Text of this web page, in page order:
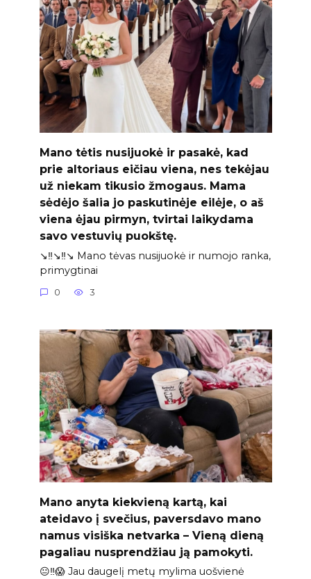
Mano tėtis nusijuokė ir pasakė, kad
prie altoriaus eičiau viena, nes tekėjau
už niekam tikusio žmogaus. Mama
sėdėjo šalia jo paskutinėje eilėje, o aš
viena ėjau pirmyn, tvirtai laikydama
savo vestuvių puokštę.
↘️‼️↘️‼️↘️ Mano tėvas nusijuokė ir numojo ranka,
primygtinai
0 3
Mano anyta kiekvieną kartą, kai
ateidavo į svečius, paversdavo mano
namus visiška netvarka – Vieną dieną
pagaliau nusprendžiau ją pamokyti.
😐‼️😱 Jau daugelį metų mylima uošvienė